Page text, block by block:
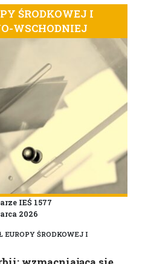
ŚRODKOWEJ I
WSCHODNIEJ
IEŚ 1577
2026
EUROPY ŚRODKOWEJ I